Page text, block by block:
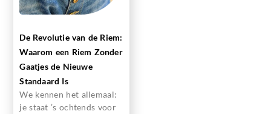
De Revolutie van de Riem:
Waarom een Riem Zonder
Gaatjes de Nieuwe
Standaard Is
We kennen het allemaal:
je staat ’s ochtends voor